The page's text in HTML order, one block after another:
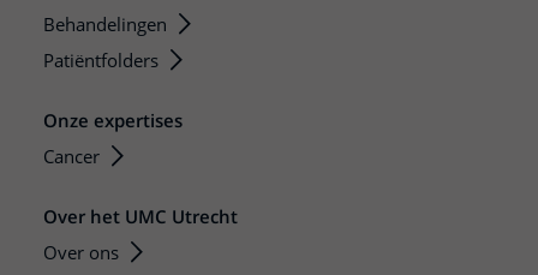
Behandelingen
Patiëntfolders
Onze expertises
Cancer
Over het UMC Utrecht
Over ons